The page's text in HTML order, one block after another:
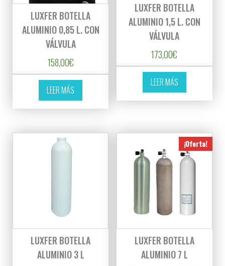
LUXFER BOTELLA
ALUMINIO 0,85 L. CON
VÁLVULA
158,00€
LEER MÁS
LUXFER BOTELLA
ALUMINIO 1,5 L. CON
VÁLVULA
173,00€
LEER MÁS
LUXFER BOTELLA
ALUMINIO 3 L
¡Oferta!
LUXFER BOTELLA
ALUMINIO 7 L